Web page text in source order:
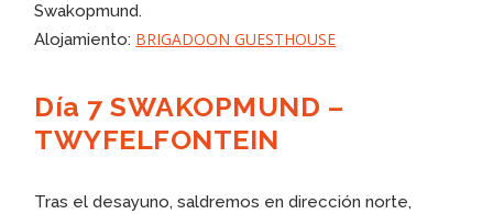
Swakopmund.
Alojamiento: BRIGADOON GUESTHOUSE
Día 7 SWAKOPMUND –
TWYFELFONTEIN
Tras el desayuno, saldremos en dirección norte,